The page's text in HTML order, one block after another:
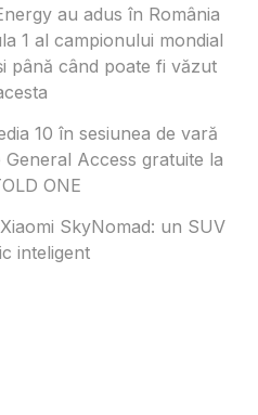
au adus în România
1 al campionului mondial
până când poate fi văzut
10 în sesiunea de vară
Access gratuite la
ONE
SkyNomad: un SUV
inteligent